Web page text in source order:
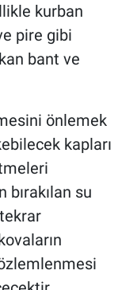
kurban
pire gibi
bant ve
önlemek
kapları
su